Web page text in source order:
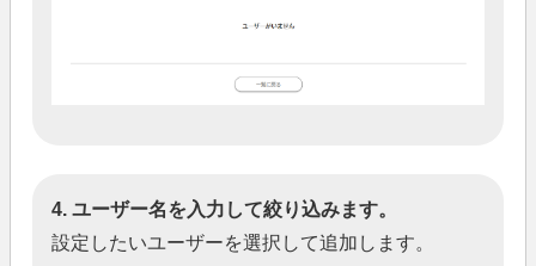
4. ユーザー名を入力して絞り込みます。
設定したいユーザーを選択して追加します。